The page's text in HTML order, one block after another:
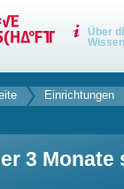
Über
Einrichtungen
3 Monate